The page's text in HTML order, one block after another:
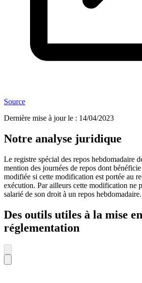
Source
Dernière mise à jour le : 14/04/2023
Notre analyse juridique
Le registre spécial des repos hebdomadaire
mention des journées de repos dont
modifiée si cette modification est portée au
exécution. Par ailleurs cette modification ne
salarié de son droit à un repos hebdomadaire.
Des outils utiles à la mise
réglementation